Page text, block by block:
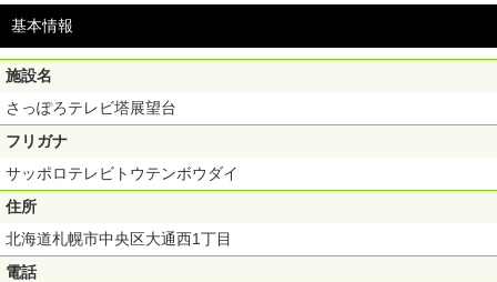
【利用期間】ご購入日から180日間
基本情報
施設名
さっぽろテレビ塔展望台
フリガナ
サッポロテレビトウテンボウダイ
住所
北海道札幌市中央区大通西1丁目
電話